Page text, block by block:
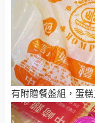
有附贈餐盤組，蛋